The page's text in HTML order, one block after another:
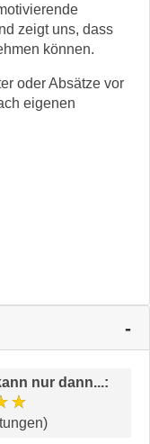
zeigt uns, dass
können.
oder Absätze vor
eigenen
nur dann...: